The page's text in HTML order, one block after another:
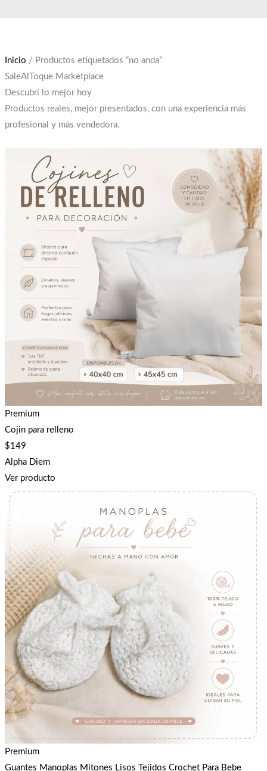
Inicio / Productos etiquetados “no anda”
SaleAlToque Marketplace
Descubrí lo mejor hoy
Productos reales, mejor presentados, con una experiencia más
profesional y más vendedora.
Premium
Cojin para relleno
$149
Alpha Diem
Ver producto
Premium
Guantes Manoplas Mitones Lisos Tejidos Crochet Para Bebe
era:
$12,000.
es:
$10,000.
era:
$750.
es:
$650.